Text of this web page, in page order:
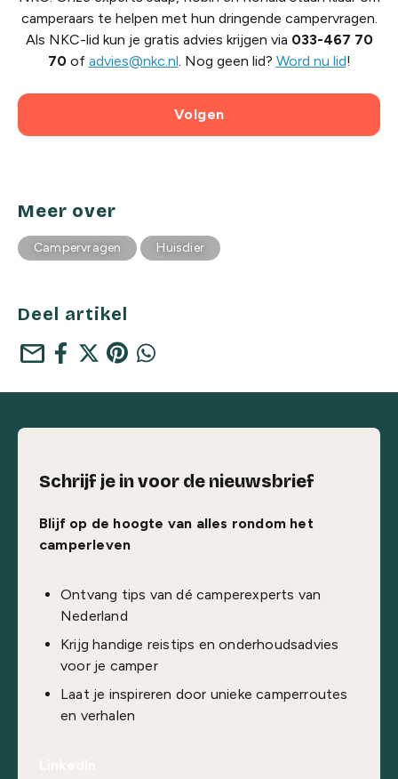
camperaars te helpen met hun dringende campervragen.
Als NKC-lid kun je gratis advies krijgen via 033-467 70
70of advies@nkc.nl. Nog geen lid? Word nu lid!
Volgen
Meer over
Campervragen Huisdier
Deel artikel
mail
Schrijf je in voor de nieuwsbrief
Blijf op de hoogte van alles rondom het
camperleven
Ontvang tips van dé camperexperts van
Nederland
Krijg handige reistips en onderhoudsadvies
voor je camper
Laat je inspireren door unieke camperroutes
en verhalen